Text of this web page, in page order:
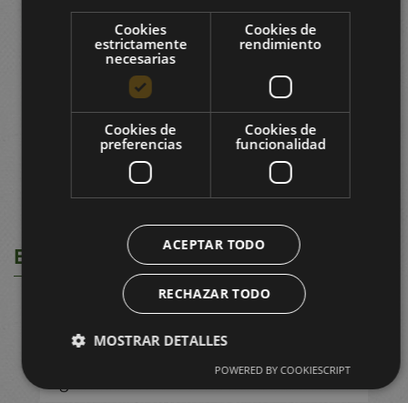
BOLETÍNS E D.O.
Cookies
estrictamente
necesarias
Cookies de
rendimiento
Cookies de
preferencias
Cookies de
funcionalidad
ACEPTAR TODO
RECHAZAR TODO
MOSTRAR DETALLES
POWERED BY COOKIESCRIPT